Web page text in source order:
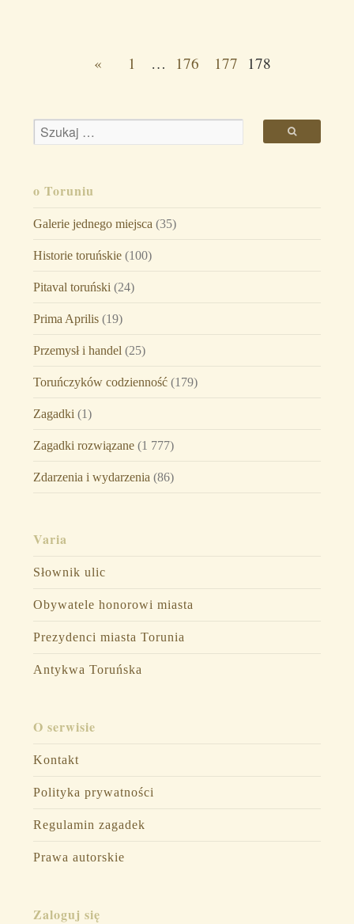
« 1 … 176 177 178
o Toruniu
Galerie jednego miejsca (35)
Historie toruńskie(100)
Pitaval toruński (24)
Prima Aprilis(19)
Przemysł i handel (25)
Toruńczyków codzienność(179)
Zagadki (1)
Zagadki rozwiązane(1 777)
Zdarzenia i wydarzenia (86)
Varia
Słownik ulic
Obywatele honorowi miasta
Prezydenci miasta Torunia
Antykwa Toruńska
O serwisie
Kontakt
Polityka prywatności
Regulamin zagadek
Prawa autorskie
Zaloguj się